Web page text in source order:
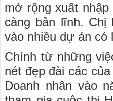
mở rộng xuất
càng bản lĩnh.
vào nhiều dự án có
Chính từ những
nét đẹp đài các
Doanh nhân vào